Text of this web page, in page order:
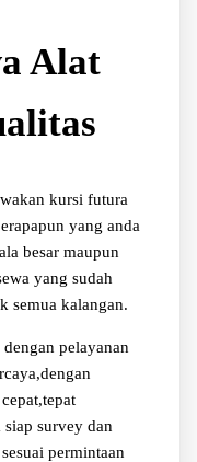
Alat
kursi futura
yang anda
besar maupun
yang sudah
semua kalangan.
pelayanan
survey dan
permintaan